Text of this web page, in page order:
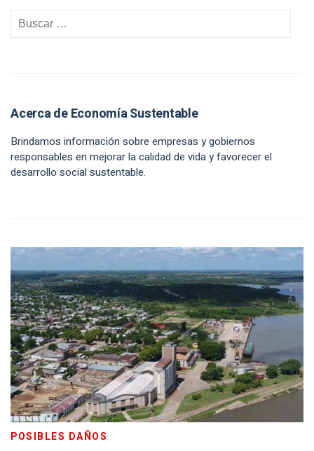
Acerca de Economía Sustentable
Brindamos información sobre empresas y gobiernos
responsables en mejorar la calidad de vida y favorecer el
desarrollo social sustentable.
POSIBLES DAÑOS